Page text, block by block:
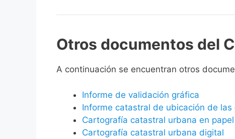
Otros documentos del
A continuación se encuentran otros
Informe de validación gráfica
Informe catastral de ubicación de las
Cartografía catastral urbana en papel
Cartografía catastral urbana digital